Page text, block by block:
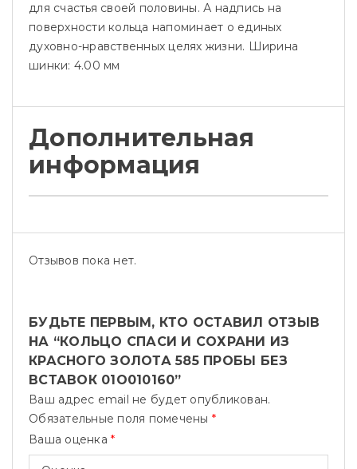
для счастья своей половины. А надпись на
поверхности кольца напоминает о единых
духовно-нравственных целях жизни. Ширина
шинки: 4.00 мм
Дополнительная
информация
Отзывов пока нет.
БУДЬТЕ ПЕРВЫМ, КТО ОСТАВИЛ ОТЗЫВ
НА “КОЛЬЦО СПАСИ И СОХРАНИ ИЗ
КРАСНОГО ЗОЛОТА 585 ПРОБЫ БЕЗ
ВСТАВОК 01О010160”
Ваш адрес email не будет опубликован.
Обязательные поля помечены *
Ваша оценка *